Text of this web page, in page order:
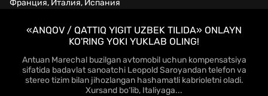
Франция, Италия, Испания
«ANQOV / QATTIQ YIGIT UZBEK TILIDA» ONLAYN
KO'RING YOKI YUKLAB OLING!
Antuan Marechal buzilgan avtomobil uchun kompensatsiya
sifatida badavlat sanoatchi Leopold Saroyandan telefon va
stereo tizim bilan jihozlangan hashamatli kabrioletni oladi.
Xursand bo‘lib, Italiyaga...